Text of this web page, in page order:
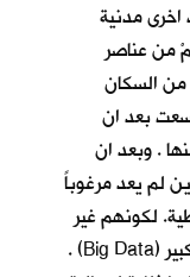
اخرى مدنية
من عناصر
من السكان
بعد ان
. وبعد ان
لم يعد مرغوباً
لكونهم غير
مسجلين ضمن قيود نظام المعلومات الكبير (Big Data) .